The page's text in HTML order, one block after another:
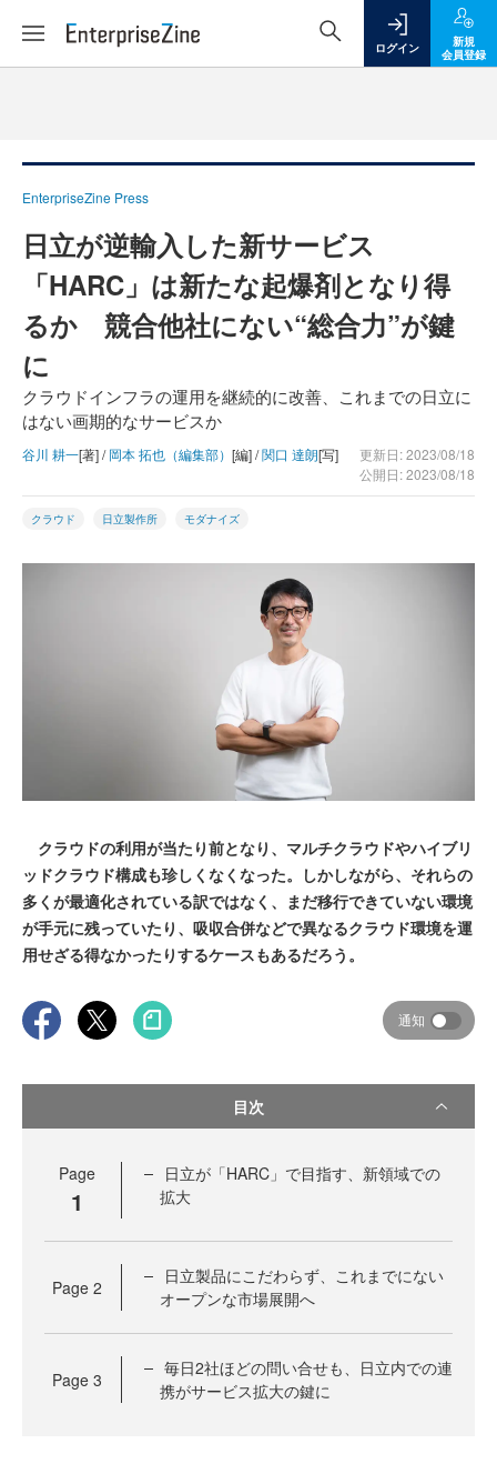
ログイン
新規
会員登録
EnterpriseZine Press
日立が逆輸入した新サービス
「HARC」は新たな起爆剤となり得
るか 競合他社にない“総合力”が鍵
に
クラウドインフラの運用を継続的に改善、これまでの日立に
はない画期的なサービスか
谷川 耕一[著] /岡本 拓也（編集部） [編] /関口 達朗[写]
更新日: 2023/08/18
公開日: 2023/08/18
クラウド 日立製作所 モダナイズ
クラウドの利用が当たり前となり、マルチクラウドやハイブリ
ッドクラウド構成も珍しくなくなった。しかしながら、それらの
多くが最適化されている訳ではなく、まだ移行できていない環境
が手元に残っていたり、吸収合併などで異なるクラウド環境を運
用せざる得なかったりするケースもあるだろう。
通知
目次
Page
1
日立が「HARC」で目指す、新領域での
拡大
Page 2
日立製品にこだわらず、これまでにない
オープンな市場展開へ
Page 3
毎日2社ほどの問い合せも、日立内での連
携がサービス拡大の鍵に